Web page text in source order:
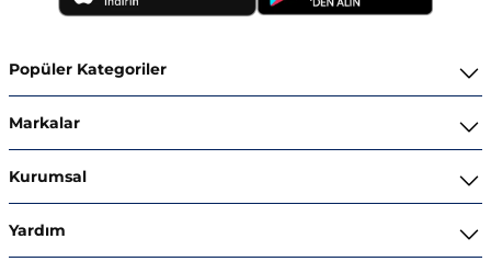
Popüler Kategoriler
Kahvaltı ve İkram Takımları
Kahve ve Çay Gereçleri
Markalar
Superior Bone Porcelain
Ghidini Italy
Kurumsal
İnsan Kaynakları
Yardım